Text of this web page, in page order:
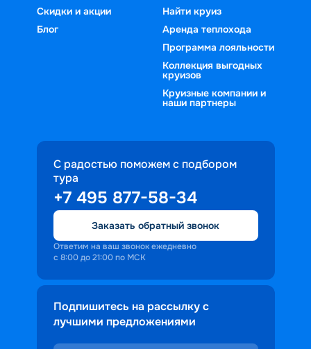
Скидки и акции
Блог
Найти круиз
Аренда теплохода
Программа лояльности
Коллекция выгодных
круизов
Круизные компании и
наши партнеры
С радостью поможем с подбором
тура
+7 495 877-58-34
Заказать обратный звонок
Ответим на ваш звонок ежедневно
с 8:00 до 21:00 по МСК
Подпишитесь на рассылку с
лучшими предложениями